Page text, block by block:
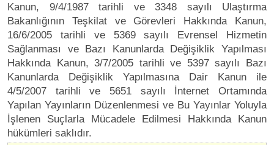
Kanun, 9/4/1987 tarihli ve 3348 sayılı Ulaştırma
Bakanlığının Teşkilat ve Görevleri Hakkında Kanun,
16/6/2005 tarihli ve 5369 sayılı Evrensel Hizmetin
Sağlanması ve Bazı Kanunlarda Değişiklik Yapılması
Hakkında Kanun, 3/7/2005 tarihli ve 5397 sayılı Bazı
Kanunlarda Değişiklik Yapılmasına Dair Kanun ile
4/5/2007 tarihli ve 5651 sayılı İnternet Ortamında
Yapılan Yayınların Düzenlenmesi ve Bu Yayınlar Yoluyla
İşlenen Suçlarla Mücadele Edilmesi Hakkında Kanun
hükümleri saklıdır.